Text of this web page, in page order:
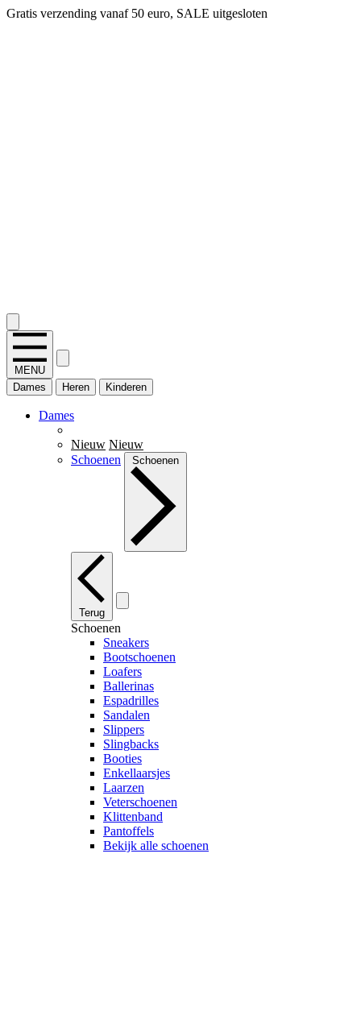
Gratis verzending vanaf 50 euro, SALE uitgesloten
MENU
Dames
Heren Kinderen
Dames
Nieuw Nieuw
Schoenen
Schoenen
Terug
Schoenen
Sneakers
Bootschoenen
Loafers
Ballerinas
Espadrilles
Sandalen
Slippers
Slingbacks
Booties
Enkellaarsjes
Laarzen
Veterschoenen
Klittenband
Pantoffels
Bekijk alle schoenen